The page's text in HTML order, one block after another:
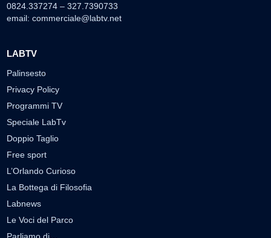
0824.337274 – 327.7390733
email: commerciale@labtv.net
LABTV
Palinsesto
Privacy Policy
Programmi TV
Speciale LabTv
Doppio Taglio
Free sport
L’Orlando Curioso
La Bottega di Filosofia
Labnews
Le Voci del Parco